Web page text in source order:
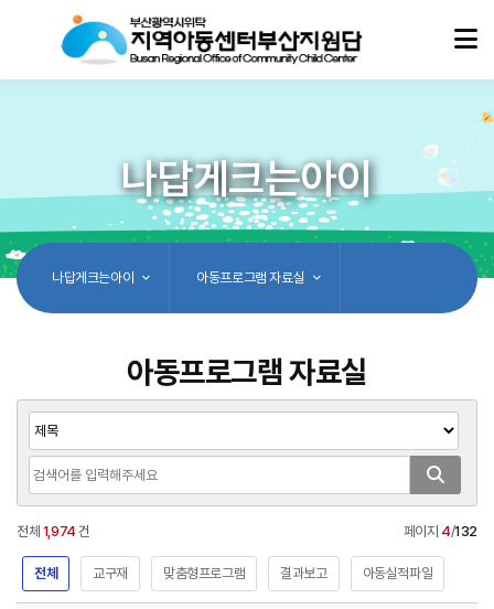
나답게크는아이
나답게크는아이 아동프로그램 자료실
아동프로그램 자료실
전체 1,974 건 페이지 4/132
전체 교구재 맞춤형프로그램 결과보고 아동실적파일